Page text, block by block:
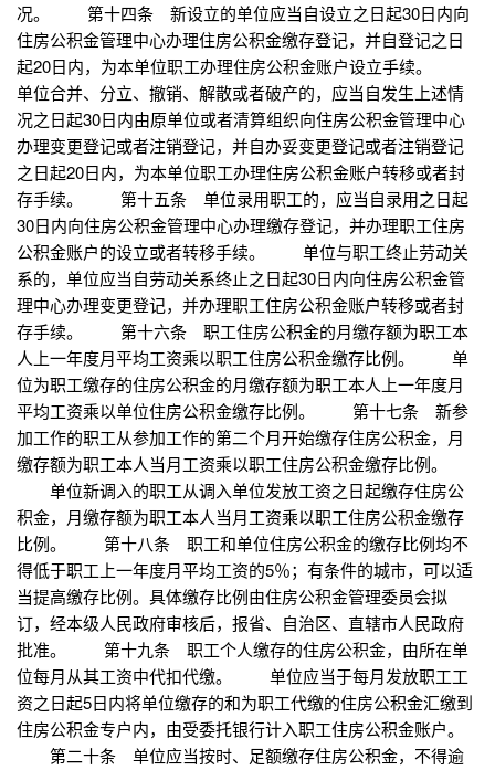
况。 第十四条 新设立的单位应当自设立之日起30日内向
住房公积金管理中心办理住房公积金缴存登记，并自登记之日
起20日内，为本单位职工办理住房公积金账户设立手续。
单位合并、分立、撤销、解散或者破产的，应当自发生上述情
况之日起30日内由原单位或者清算组织向住房公积金管理中心
办理变更登记或者注销登记，并自办妥变更登记或者注销登记
之日起20日内，为本单位职工办理住房公积金账户转移或者封
存手续。 第十五条 单位录用职工的，应当自录用之日起
30日内向住房公积金管理中心办理缴存登记，并办理职工住房
公积金账户的设立或者转移手续。 单位与职工终止劳动关
系的，单位应当自劳动关系终止之日起30日内向住房公积金管
理中心办理变更登记，并办理职工住房公积金账户转移或者封
存手续。 第十六条 职工住房公积金的月缴存额为职工本
人上一年度月平均工资乘以职工住房公积金缴存比例。 单
位为职工缴存的住房公积金的月缴存额为职工本人上一年度月
平均工资乘以单位住房公积金缴存比例。 第十七条 新参
加工作的职工从参加工作的第二个月开始缴存住房公积金，月
缴存额为职工本人当月工资乘以职工住房公积金缴存比例。
单位新调入的职工从调入单位发放工资之日起缴存住房公
积金，月缴存额为职工本人当月工资乘以职工住房公积金缴存
比例。 第十八条 职工和单位住房公积金的缴存比例均不
得低于职工上一年度月平均工资的5％；有条件的城市，可以适
当提高缴存比例。具体缴存比例由住房公积金管理委员会拟
订，经本级人民政府审核后，报省、自治区、直辖市人民政府
批准。 第十九条 职工个人缴存的住房公积金，由所在单
位每月从其工资中代扣代缴。 单位应当于每月发放职工工
资之日起5日内将单位缴存的和为职工代缴的住房公积金汇缴到
住房公积金专户内，由受委托银行计入职工住房公积金账户。
第二十条 单位应当按时、足额缴存住房公积金，不得逾